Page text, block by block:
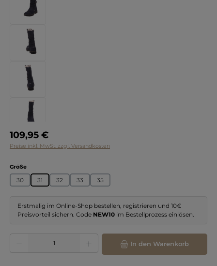
Regulärer Preis:
109,95 €
Preise inkl. MwSt. zzgl. Versandkosten
Größeauswählen
30 31 32 33 35
Erstmalig im Online-Shop bestellen, registrieren und 10€
Preisvorteil sichern. Code NEW10 im Bestellprozess einlösen.
Produkt Anzahl: Gib den gewünschten Wert ein oder benutze die
In den Warenkorb